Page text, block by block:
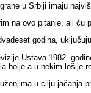
u Srbiji imaju
na ovo pitanje, ali ću
godina,
Ustava 1982.
bolje a u nekim lošije
u cilju jačanja